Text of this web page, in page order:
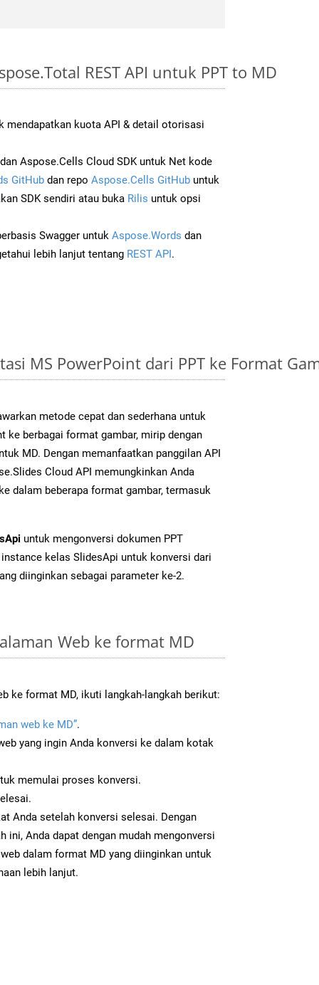
REST API untuk PPT to MD
mendapatkan kuota API & detail otorisasi
Aspose.Cells Cloud SDK untuk Net kode
GitHub dan repo Aspose.Cells GitHub untuk
SDK sendiri atau buka Rilis untuk opsi
Swagger untuk Aspose.Words dan
lebih lanjut tentang REST API.
MS PowerPoint dari PPT ke Format
metode cepat dan sederhana untuk
ke berbagai format gambar, mirip dengan
MD. Dengan memanfaatkan panggilan API
Cloud API memungkinkan Anda
dalam beberapa format gambar, termasuk
untuk mengonversi dokumen PPT
instance kelas SlidesApi untuk konversi dari
diinginkan sebagai parameter ke-2.
Web ke format MD
ke format MD, ikuti langkah-langkah berikut:
web ke MD”.
yang ingin Anda konversi ke dalam kotak
memulai proses konversi.
Anda setelah konversi selesai. Dengan
ini, Anda dapat dengan mudah mengonversi
dalam format MD yang diinginkan untuk
lebih lanjut.